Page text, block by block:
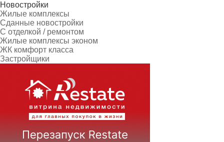
Новостройки
Жилые комплексы
Сданные новостройки
С отделкой / ремонтом
Жилые комплексы эконом
ЖК комфорт класса
Застройщики